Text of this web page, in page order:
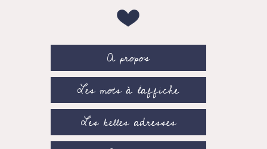
A propos
Les mots à l’affiche
Les belles adresses